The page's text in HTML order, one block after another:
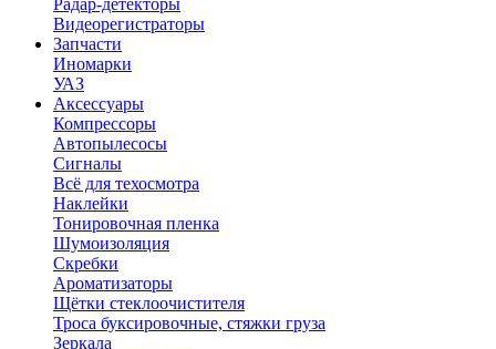
Радар-детекторы
Видеорегистраторы
Запчасти
Иномарки
УАЗ
Аксесcуары
Компрессоры
Автопылесосы
Сигналы
Всё для техосмотра
Наклейки
Тонировочная пленка
Шумоизоляция
Скребки
Ароматизаторы
Щётки стеклоочистителя
Троса буксировочные, стяжки груза
Зеркала